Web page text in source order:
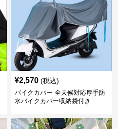
¥2,570 (税込)
バイクカバー 全天候対応厚手防
水バイクカバー収納袋付き